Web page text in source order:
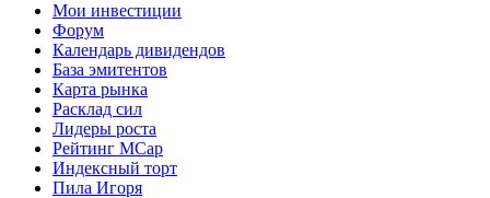
Мои инвестиции
Форум
Календарь дивидендов
База эмитентов
Карта рынка
Расклад сил
Лидеры роста
Рейтинг MCap
Индексный торт
Пила Игоря